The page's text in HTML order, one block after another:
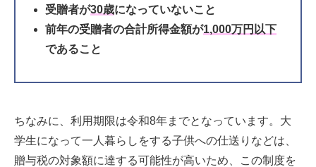
受贈者が30歳になっていないこと
前年の受贈者の合計所得金額が1,000万円以下
であること
ちなみに、 利用期限は令和8年までとなっています。 大
学生になって一人暮らしをする子供への仕送りなどは、
贈与税の対象額に達する可能性が高いため、この制度を